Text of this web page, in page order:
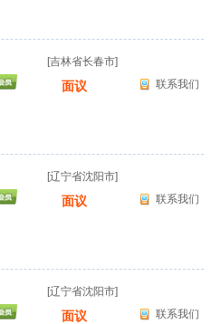
[吉林省长春市]
面议 联系我们
[辽宁省沈阳市]
面议 联系我们
[辽宁省沈阳市]
面议 联系我们